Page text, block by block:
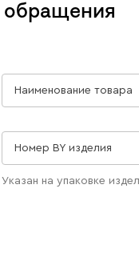
Наименование товара
Номер BY изделия
Указан на упаковке